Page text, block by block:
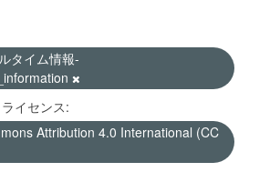
タイム情報-
ライセンス:
Attribution 4.0 International (CC